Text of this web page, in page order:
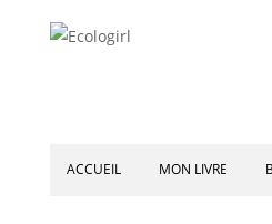
ACCUEIL MON LIVRE